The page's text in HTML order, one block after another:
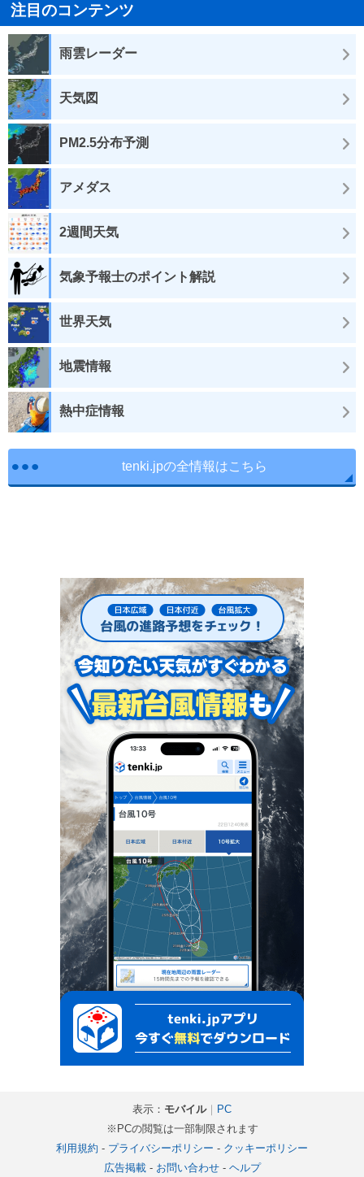
注目のコンテンツ
雨雲レーダー
天気図
PM2.5分布予測
アメダス
2週間天気
気象予報士のポイント解説
世界天気
地震情報
熱中症情報
tenki.jpの全情報はこちら
表示： モバイル｜ PC
※PCの閲覧は一部制限されます
利用規約 - プライバシーポリシー - クッキーポリシー
広告掲載- お問い合わせ- ヘルプ